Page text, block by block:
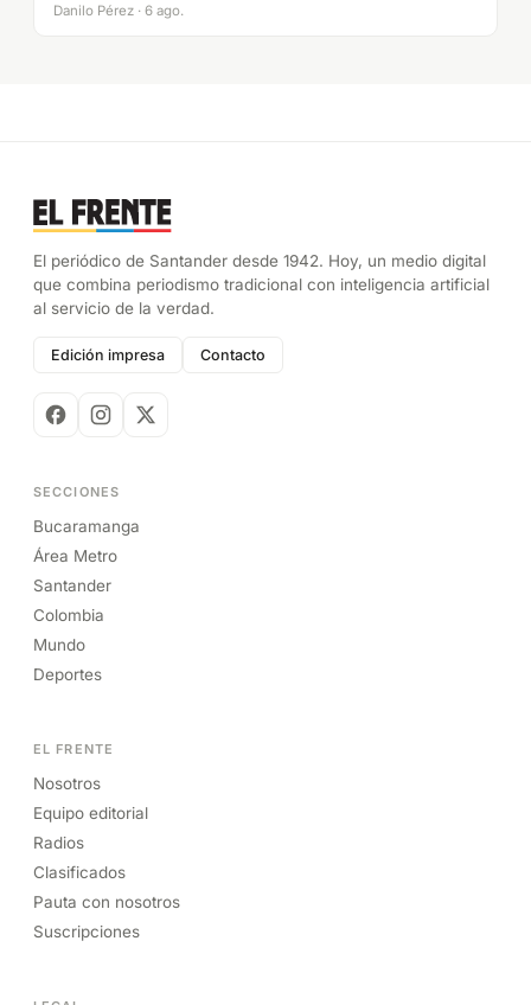
Danilo Pérez · 6 ago.
El periódico de Santander desde 1942. Hoy, un medio digital
que combina periodismo tradicional con inteligencia artificial
al servicio de la verdad.
Edición impresa Contacto
SECCIONES
Bucaramanga
Área Metro
Santander
Colombia
Mundo
Deportes
EL FRENTE
Nosotros
Equipo editorial
Radios
Clasificados
Pauta con nosotros
Suscripciones